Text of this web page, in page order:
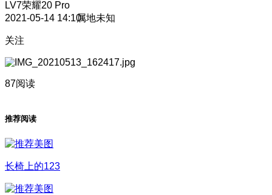
LV7荣耀20 Pro
2021-05-14 14:10属地未知
关注
87阅读
推荐阅读
长椅上的123